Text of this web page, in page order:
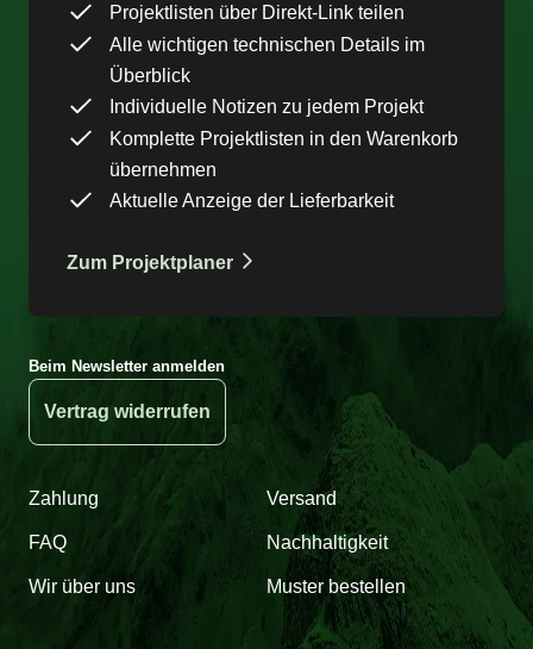
Projektlisten über Direkt-Link teilen
Alle wichtigen technischen Details im
Überblick
Individuelle Notizen zu jedem Projekt
Komplette Projektlisten in den Warenkorb
übernehmen
Aktuelle Anzeige der Lieferbarkeit
Zum Projektplaner
Beim Newsletter anmelden
Vertrag widerrufen
Zahlung Versand
FAQ Nachhaltigkeit
Wir über uns Muster bestellen